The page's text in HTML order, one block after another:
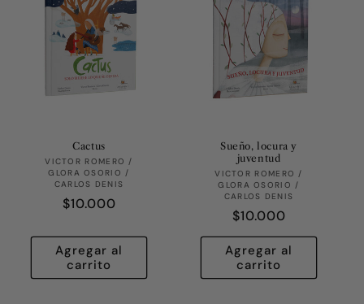
Cactus
Proveedor:
VICTOR ROMERO /
GLORA OSORIO /
CARLOS DENIS
Precio
$10.000
Agregar al
carrito
Sueño, locura y
juventud
Proveedor:
VICTOR ROMERO /
GLORA OSORIO /
CARLOS DENIS
Precio
habitual
$10.000
Agregar al
carrito